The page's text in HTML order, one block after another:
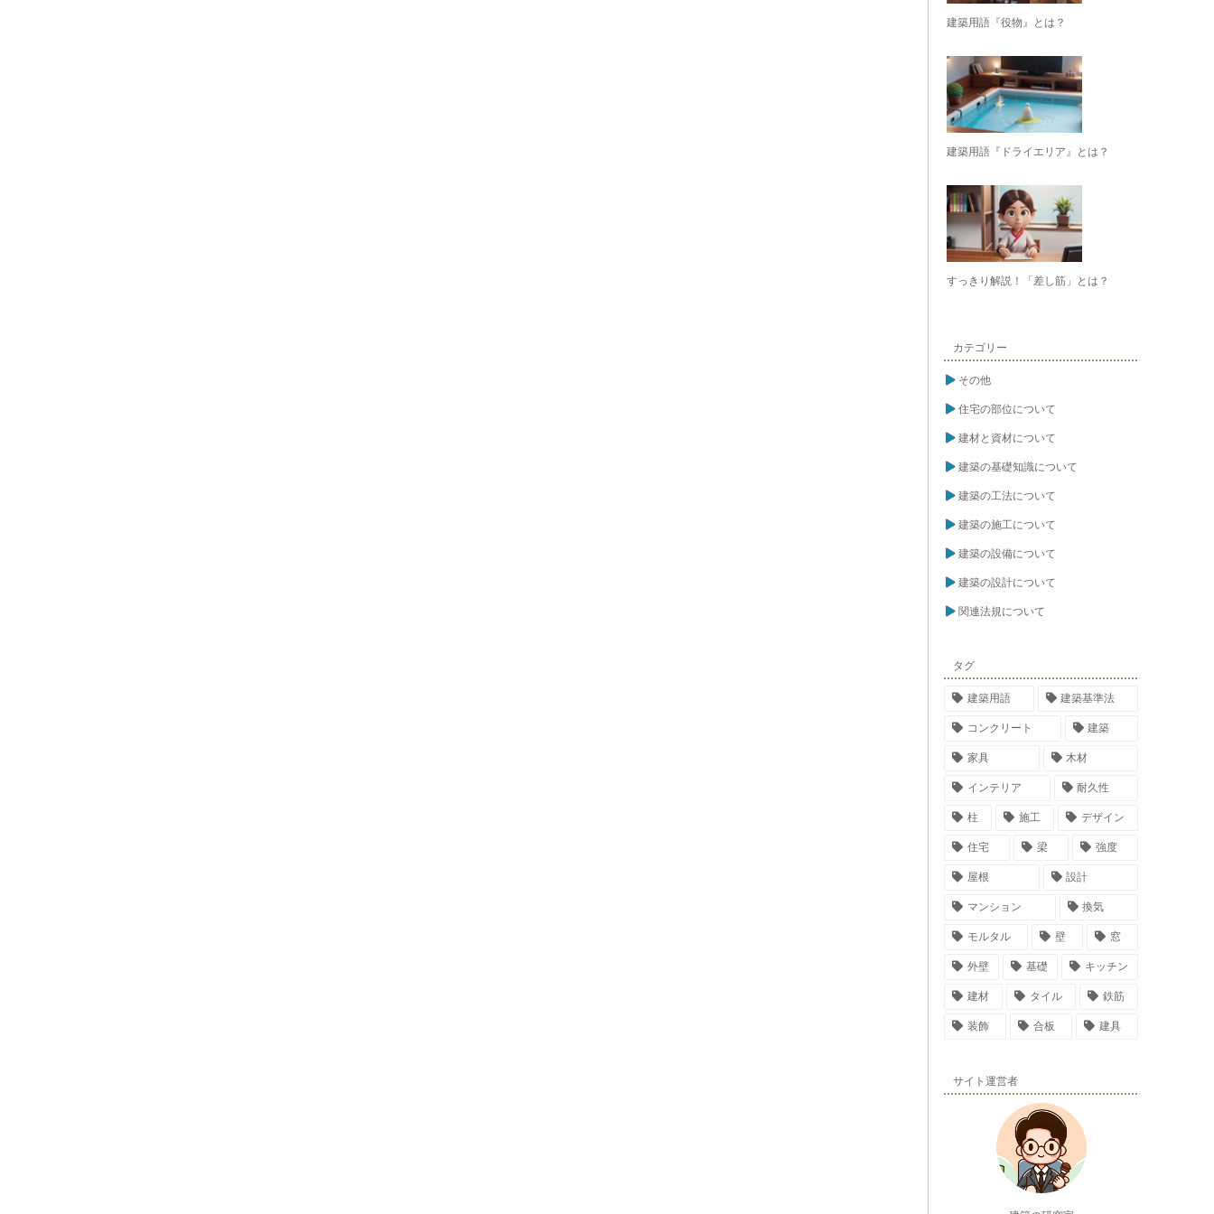
建築用語『役物』とは？
建築用語『ドライエリア』とは？
すっきり解説！「差し筋」とは？
カテゴリー
その他
住宅の部位について
建材と資材について
建築の基礎知識について
建築の工法について
建築の施工について
建築の設備について
建築の設計について
関連法規について
タグ
建築用語 建築基準法
コンクリート 建築
家具 木材
インテリア 耐久性
柱 施工 デザイン
住宅 梁 強度
屋根 設計
マンション 換気
モルタル 壁 窓
外壁 基礎 キッチン
建材 タイル 鉄筋
装飾 合板 建具
サイト運営者